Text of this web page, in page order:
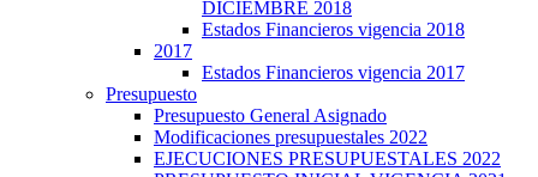
DICIEMBRE 2018
Estados Financieros vigencia 2018
2017
Estados Financieros vigencia 2017
Presupuesto
Presupuesto General Asignado
Modificaciones presupuestales 2022
EJECUCIONES PRESUPUESTALES 2022